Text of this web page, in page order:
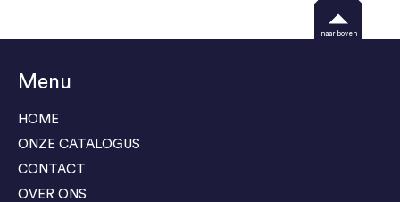
Menu
HOME
ONZE CATALOGUS
CONTACT
OVER ONS
naar boven